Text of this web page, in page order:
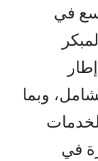
في
وبما
في